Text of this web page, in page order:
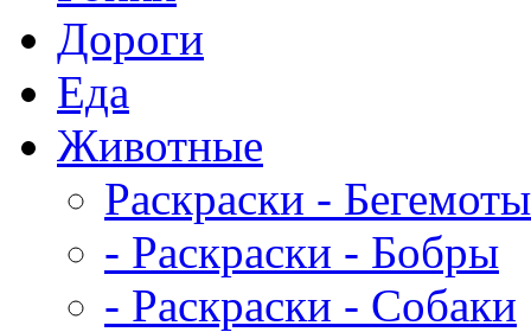
Дороги
Еда
Животныe
Раскраски - Бегемоты
- Раскраски - Бобры
- Раскраски - Собаки